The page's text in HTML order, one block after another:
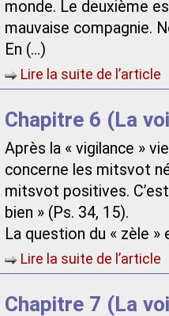
monde. Le deuxième
mauvaise compagnie.
En (…)
Lire la suite de l’article
Chapitre 6 (La
Après la « vigilance »
concerne les mitsvot
mitsvot positives.
bien » (Ps. 34, 15).
La question du « zèle »
Lire la suite de l’article
Chapitre 7 (La